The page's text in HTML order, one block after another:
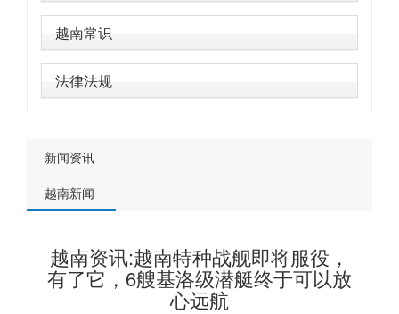
越南常识
法律法规
新闻资讯
越南新闻
越南资讯:越南特种战舰即将服役，
有了它，6艘基洛级潜艇终于可以放
心远航